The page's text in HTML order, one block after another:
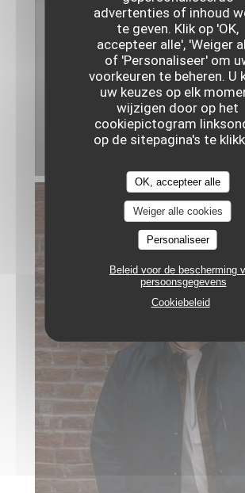
advertenties of inhoud
te geven. Klik op 'OK,
accepteer alle', 'Weiger
of 'Personaliseer' om
voorkeuren te beheren. U
uw keuzes op elk
wijzigen door op het
cookiepictogram
op de sitepagina's te
OK, accepteer alle
Weiger alle cookies
Personaliseer
Beleid voor de bescherming
persoonsgegevens
Cookiebeleid
HÉLIANTHIS RÔTI,
ET CHARCUTERIE